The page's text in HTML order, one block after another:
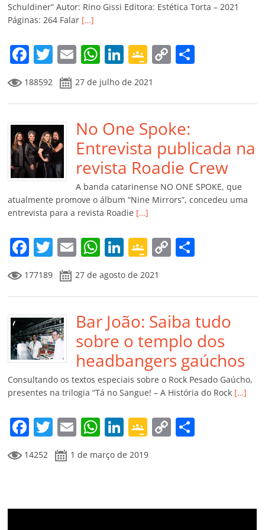
ro
m
Schuldiner” Autor: Rino Gissi Editora: Estética Torta – 2021
Páginas: 264 Falar […]
F
a
c
e
b
o
o
k
T
w
itt
er
E
m
ai
l
W
h
at
s
A
p
p
Li
n
k
e
dI
n
G
o
o
gl
e
Cl
a
ss
ro
o
m
C
y
Li
n
k
p
til
h
ar
188592 27 de julho de 2021
No One Spoke:
Entrevista publicada na
revista Roadie Crew
A banda catarinense NO ONE SPOKE, que
atualmente promove o álbum “Nine Mirrors”, concedeu uma
entrevista para a revista Roadie […]
F
a
c
e
b
o
o
k
T
w
itt
er
E
m
ai
l
W
at
s
A
p
p
Li
n
k
e
dI
n
G
o
o
gl
e
Cl
a
ss
ro
o
m
C
y
Li
n
k
p
ar
til
h
ar
177189 27 de agosto de 2021
Bar João: Saiba tudo
sobre o templo dos
headbangers gaúchos
Consultando os textos especiais sobre o Rock Pesado Gaúcho,
presentes na trilogia “Tá no Sangue! – A História do Rock […]
F
a
c
b
T
w
itt
E
m
ai
W
at
A
Li
n
k
dI
G
o
o
e
C
Li ar
14252 1 de março de 2019